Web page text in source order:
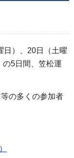
日）、20日（土曜
の5日間、笠松運
の多くの参加者